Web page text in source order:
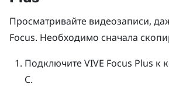
Просматривайте видеозаписи,
Focus. Необходимо сначала
Подключите VIVE Focus Plus к
C.